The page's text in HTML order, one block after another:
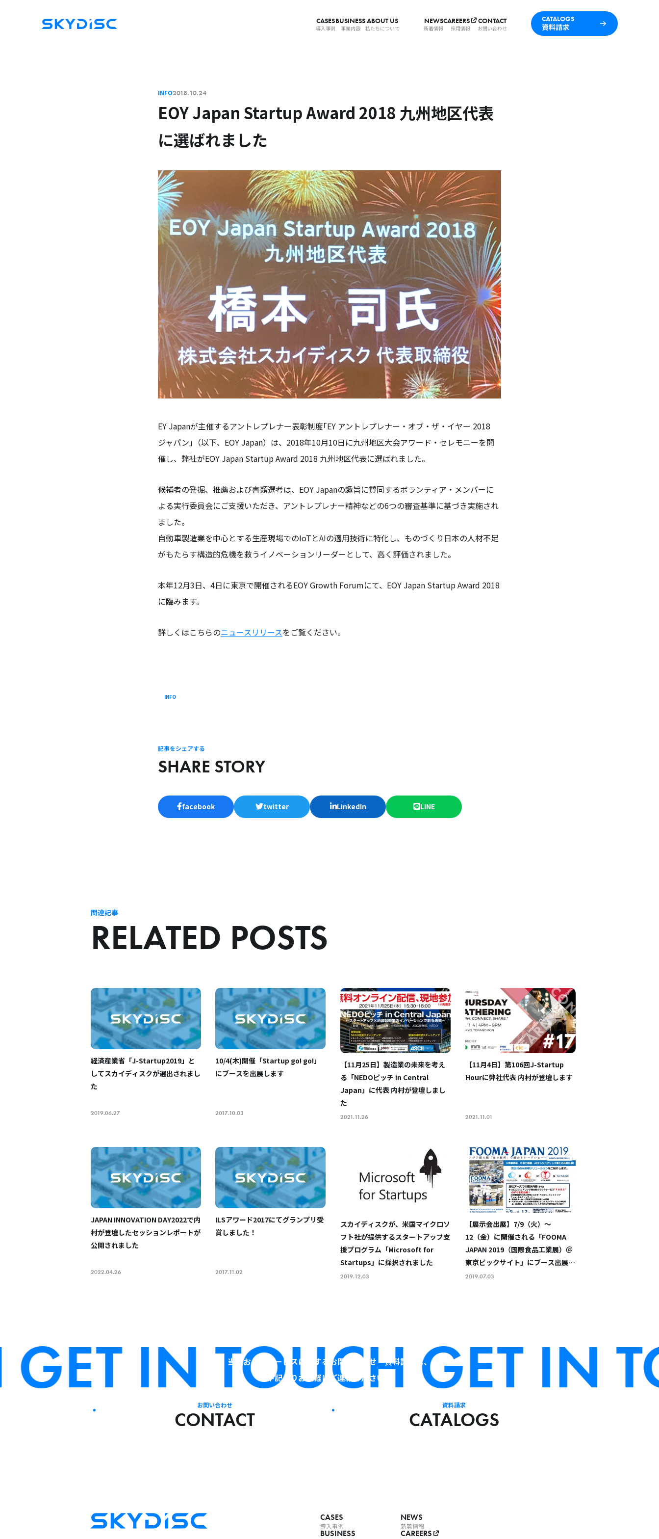
CASES
導入事例
BUSINESS
事業内容
ABOUT US
私たちについて
NEWS
新着情報
CAREERS
採用情報
CONTACT
お問い合わせ
CATALOGS
資料請求
INFO2018.10.24
EOY Japan Startup Award 2018 九州地区代表
に選ばれました
EY Japanが主催するアントレプレナー表彰制度｢EY アントレプレナー・オブ・ザ・イヤー 2018
ジャパン｣（以下、EOY Japan）は、2018年10月10日に九州地区大会アワード・セレモニーを開
催し、弊社がEOY Japan Startup Award 2018 九州地区代表に選ばれました。
候補者の発掘、推薦および書類選考は、EOY Japanの趣旨に賛同するボランティア・メンバーに
よる実行委員会にご支援いただき、アントレプレナー精神などの6つの審査基準に基づき実施され
ました。
自動車製造業を中心とする生産現場でのIoTとAIの適用技術に特化し、ものづくり日本の人材不足
がもたらす構造的危機を救うイノベーションリーダーとして、高く評価されました。
本年12月3日、4日に東京で開催されるEOY Growth Forumにて、EOY Japan Startup Award 2018
に臨みます。
詳しくはこちらのニュースリリースをご覧ください。
INFO
記事をシェアする
SHARE STORY
facebook twitter LinkedIn LINE
関連記事
RELATED POSTS
経済産業省「J-Startup2019」と
してスカイディスクが選出されまし
た
2019.06.27
10/4(木)開催「Startup go! go!」
にブースを出展します
2017.10.03
【11月25日】製造業の未来を考え
る「NEDOピッチ in Central
Japan」に代表 内村が登壇しまし
た
2021.11.26
【11月4日】第106回J-Startup
Hourに弊社代表 内村が登壇します
2021.11.01
JAPAN INNOVATION DAY2022で内
村が登壇したセッションレポートが
公開されました
2022.04.26
ILSアワード2017にてグランプリ受
賞しました！
2017.11.02
スカイディスクが、米国マイクロソ
フト社が提供するスタートアップ支
援プログラム「Microsoft for
Startups」に採択されました
2019.12.03
【展示会出展】7/9（火）～
12（金）に開催される「FOOMA
JAPAN 2019（国際食品工業展）＠
東京ビックサイト」にブース出展し
ます
2019.07.03
当社およびサービスに関するお問い合わせ・資料請求は、
下記よりお気軽にご連絡ください。
お問い合わせ
CONTACT
資料請求
CATALOGS
IN TOUCHGET IN
CASES
導入事例
BUSINESS
NEWS
新着情報
CAREERS